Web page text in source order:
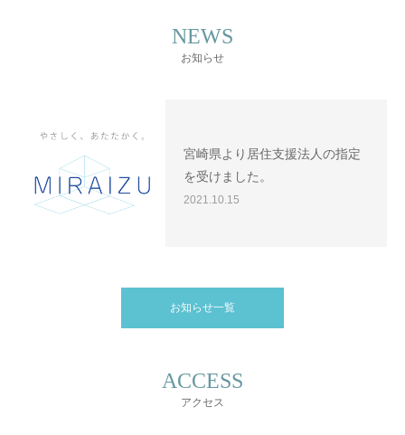
NEWS
お知らせ
宮崎県より居住支援法人の指定
を受けました。
2021.10.15
お知らせ一覧
ACCESS
アクセス